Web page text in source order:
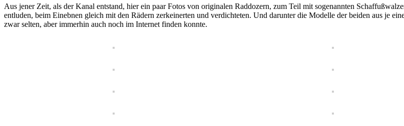
Aus jener Zeit, als der Kanal entstand, hier ein paar Fotos von originalen Raddozern, zum Teil mit sogenannten
entluden, beim Einebnen gleich mit den Rädern zerkeinerten und verdichteten. Und darunter die Modelle der beiden aus je
zwar selten, aber immerhin auch noch im Internet finden konnte.